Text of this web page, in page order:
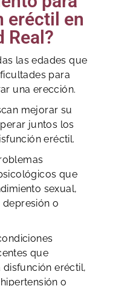
eréctil en
Real?
las edades que
para
una erección.
mejorar su
juntos los
eréctil.
que
sexual,
o
que
eréctil,
o